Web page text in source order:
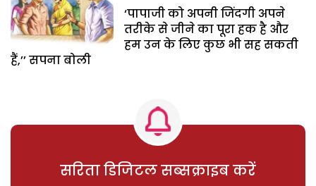
‘पापाजी को अपनी जिंदगी अपने
तरीके से जीने का पूरा हक है और
हम उन के लिए कुछ भी सह सकती
हैं,’’ सपना बोली
सरिता डिजिटल सब्सक्राइब करें